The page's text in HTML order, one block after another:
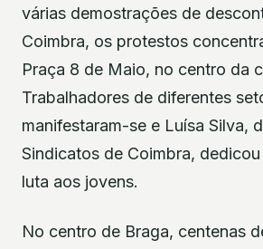
várias demostrações de
Coimbra, os protestos
Praça 8 de Maio, no centro da
Trabalhadores de diferentes
manifestaram-se e Luísa Silva,
Sindicatos de Coimbra,
luta aos jovens.
No centro de Braga, centenas